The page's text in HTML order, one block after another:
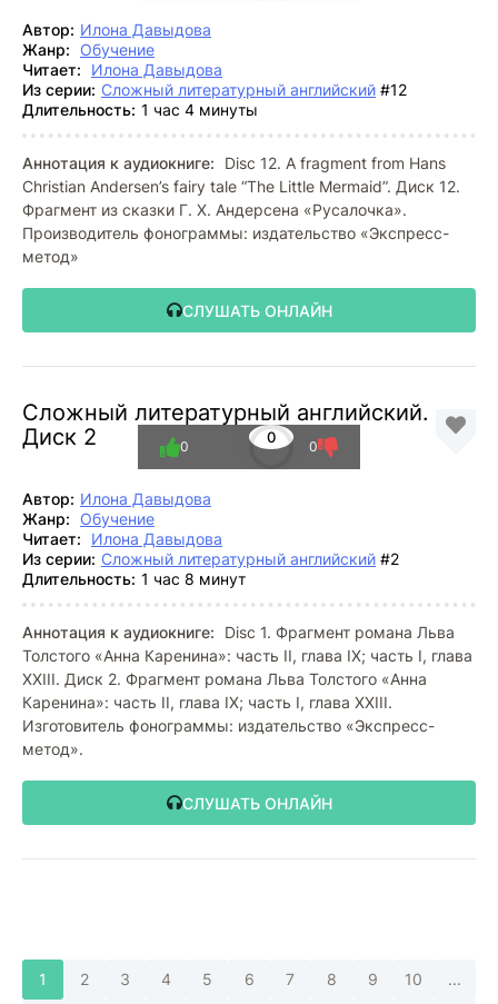
Автор: Илона Давыдова
Жанр: Обучение
Читает:
Илона Давыдова
Из серии: Сложный литературный английский #12
Длительность: 1 час 4 минуты
Аннотация к аудиокниге:
Disc 12. A fragment from Hans
Christian Andersen’s fairy tale “The Little Mermaid”. Диск 12.
Фрагмент из сказки Г. Х. Андерсена «Русалочка».
Производитель фонограммы: издательство «Экспресс-
метод»
СЛУШАТЬ ОНЛАЙН
Сложный литературный английский.
Диск 2
0
0 0
Автор: Илона Давыдова
Жанр: Обучение
Читает:
Илона Давыдова
Из серии: Сложный литературный английский #2
Длительность: 1 час 8 минут
Аннотация к аудиокниге:
Disc 1. Фрагмент романа Льва
Толстого «Анна Каренина»: часть II, глава IX; часть I, глава
XXIII. Диск 2. Фрагмент романа Льва Толстого «Анна
Каренина»: часть II, глава IX; часть I, глава XXIII.
Изготовитель фонограммы: издательство «Экспресс-
метод».
СЛУШАТЬ ОНЛАЙН
1 2 3 4 5 6 7 8 9 10 ...